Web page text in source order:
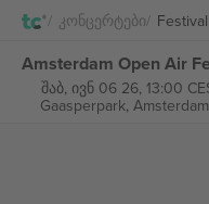
Კონცერტები Festival
Amsterdam Open Air
შაბ, ივნ 06 26, 13:00
Gaasperpark,